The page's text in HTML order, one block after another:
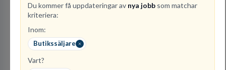
Du kommer få uppdateringar av nya jobb som matchar
kriteriera:
Inom:
Butikssäljare
Vart?